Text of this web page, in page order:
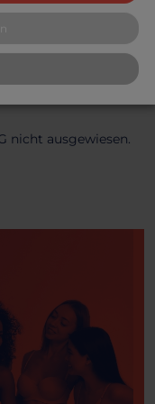
,
nicht ausgewiesen.